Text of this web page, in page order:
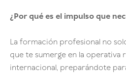
¿Por qué es el impulso que
La formación profesional no
que te sumerge en la operativa
internacional, preparándote